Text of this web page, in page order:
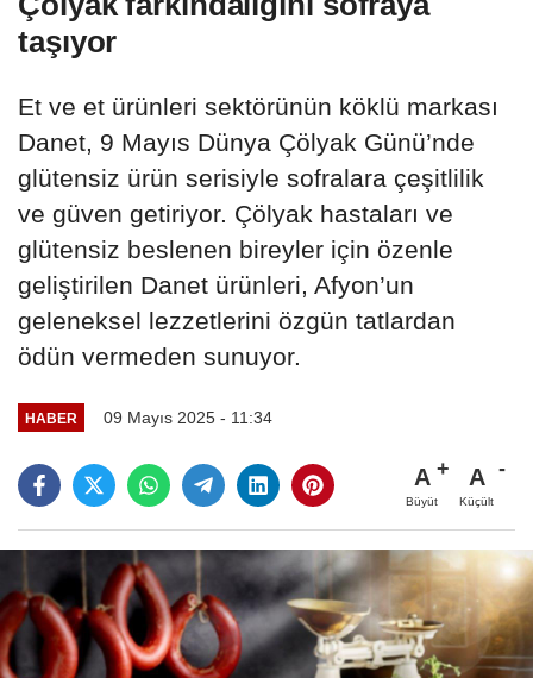
taşıyor
Et ve et ürünleri sektörünün köklü markası
Danet, 9 Mayıs Dünya Çölyak Günü’nde
glütensiz ürün serisiyle sofralara çeşitlilik
ve güven getiriyor. Çölyak hastaları ve
glütensiz beslenen bireyler için özenle
geliştirilen Danet ürünleri, Afyon’un
geleneksel lezzetlerini özgün tatlardan
ödün vermeden sunuyor.
HABER 09 Mayıs 2025 - 11:34
A
Büyüt
A
Küçült